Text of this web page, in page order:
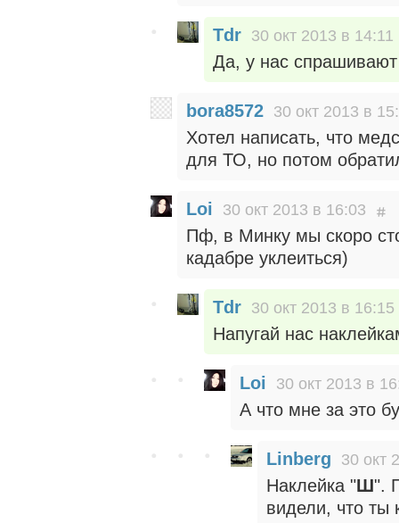
Tdr 30 окт 2013 в 14:11
Да, у нас спрашивают
bora8572 30 окт 2013 в
Хотел написать, что
для ТО, но потом
Loi 30 окт 2013 в 16:03
Пф, в Минку мы скоро
кадабре уклеиться)
Tdr 30 окт 2013 в 16:15
Напугай нас
Loi 30 окт 2013 в
А что мне за это
Linberg 30 окт
Наклейка "Ш".
видели, что ты